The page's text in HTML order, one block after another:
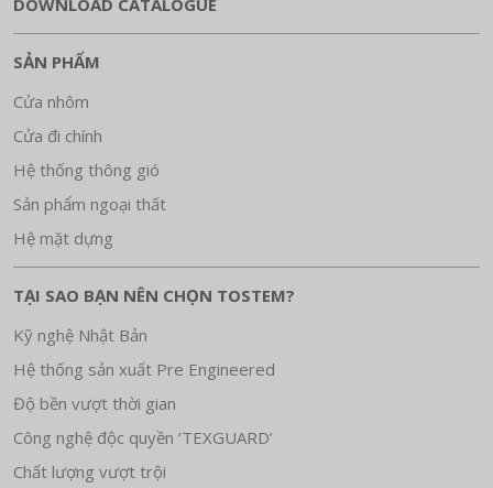
DOWNLOAD CATALOGUE
SẢN PHẨM
Cửa nhôm
Cửa đi chính
Hệ thống thông gió
Sản phẩm ngoại thất
Hệ mặt dựng
TẠI SAO BẠN NÊN CHỌN TOSTEM?
Kỹ nghệ Nhật Bản
Hệ thống sản xuất Pre Engineered
Độ bền vượt thời gian
Công nghệ độc quyền ‘TEXGUARD’
Chất lượng vượt trội